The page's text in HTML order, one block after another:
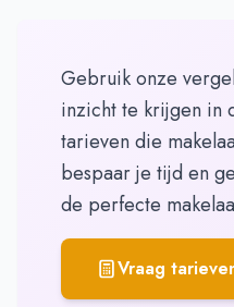
Gebruik onze
inzicht te krijgen in
tarieven die
bespaar je tijd en
de perfecte
Vraag